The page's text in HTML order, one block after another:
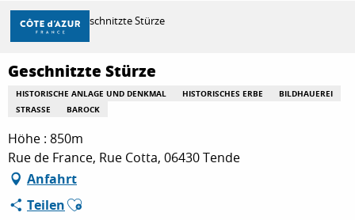
Aller
contenu
principal
ENTDECKEN
ZU TUN
AUFENTHALT
Startseite Geschnitzte Stürze
Geschnitzte Stürze
HISTORISCHE ANLAGE UND DENKMAL HISTORISCHES ERBE
BILDHAUEREI
STRASSE
BAROCK
Höhe : 850m
Rue de France, Rue Cotta, 06430 Tende
Anfahrt
TeilenAjouter aux favoris